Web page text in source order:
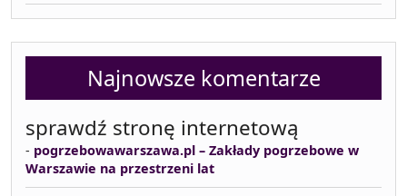
Najnowsze komentarze
sprawdź stronę internetową
- pogrzebowawarszawa.pl – Zakłady pogrzebowe w
Warszawie na przestrzeni lat